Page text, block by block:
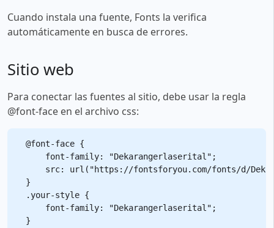
Cuando instala una fuente, Fonts la verifica
automáticamente en busca de errores.
Sitio web
Para conectar las fuentes al sitio, debe usar la regla
@font-face en el archivo css:
@font-face {
    font-family: "Dekarangerlaserital";
src: url("https://fontsforyou.com/fonts/d/
}
.your-style {
    font-family: "Dekarangerlaserital";